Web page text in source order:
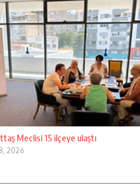
Meclisi 15 ilçeye ulaştı
2026